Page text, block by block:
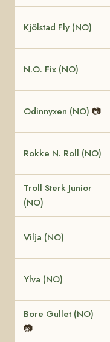
Kjölstad Fly (NO)
N.O. Fix (NO)
Odinnyxen (NO) 📷
Rokke N. Roll (NO)
Troll Sterk Junior
(NO)
Vilja (NO)
Ylva (NO)
Bore Gullet (NO)
📷